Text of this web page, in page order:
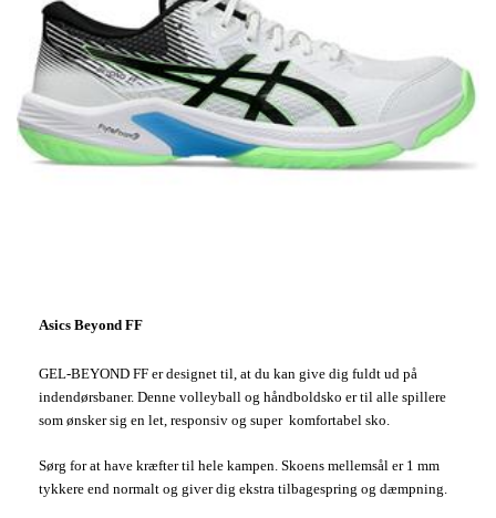
Asics Beyond FF
GEL-BEYOND FF er designet til, at du kan give dig fuldt ud på
indendørsbaner. Denne volleyball og håndboldsko er til alle spillere
som ønsker sig en let, responsiv og super komfortabel sko.
Sørg for at have kræfter til hele kampen. Skoens mellemsål er 1 mm
tykkere end normalt og giver dig ekstra tilbagespring og dæmpning.